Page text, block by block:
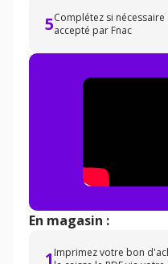
5Complétez si
accepté par Fnac
En magasin :
1 Imprimez votre bon